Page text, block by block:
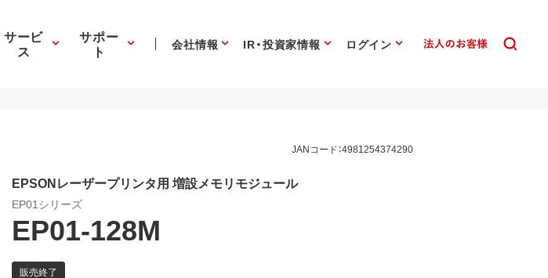
サービ
ス
サポー
ト 会社情報 IR・投資家情報 ログイン
JANコード：4981254374290
EPSONレーザープリンタ用 増設メモリモジュール
EP01シリーズ
EP01-128M